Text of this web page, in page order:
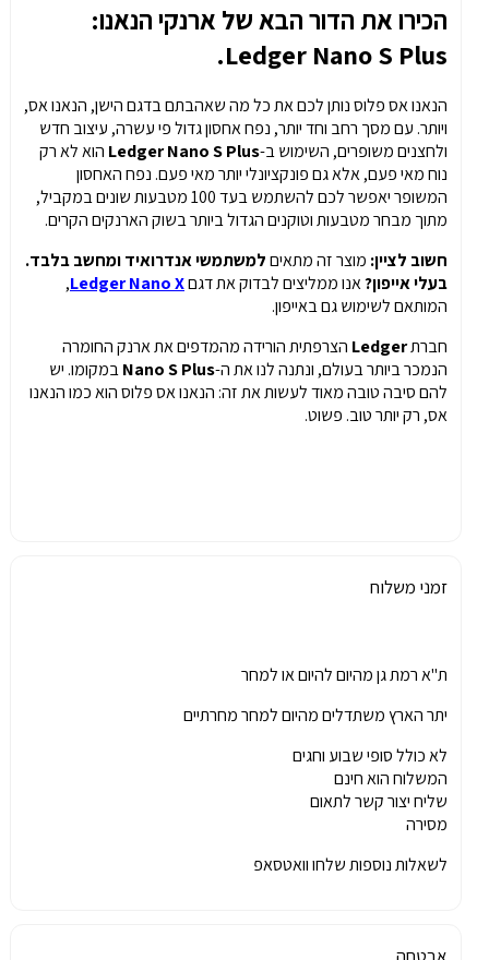
הכירו את הדור הבא של ארנקי הנאנו:
Ledger Nano S Plus.
הנאנו אס פלוס נותן לכם את כל מה שאהבתם בדגם הישן, הנאנו אס,
ויותר. עם מסך רחב וחד יותר, נפח אחסון גדול פי עשרה, עיצוב חדש
ולחצנים משופרים, השימוש ב-Ledger Nano S Plusהוא לא רק
נוח מאי פעם, אלא גם פונקציונלי יותר מאי פעם. נפח האחסון
המשופר יאפשר לכם להשתמש בעד 100 מטבעות שונים במקביל,
מתוך מבחר מטבעות וטוקנים הגדול ביותר בשוק הארנקים הקרים.
חשוב לציין:מוצר זה מתאיםלמשתמשי אנדרואיד ומחשב בלבד.
בעלי אייפון?אנו ממליצים לבדוק את דגםLedger Nano X
,
המותאם לשימוש גם באייפון.
חברתLedgerהצרפתית הורידה מהמדפים את ארנק החומרה
הנמכר ביותר בעולם, ונתנה לנו את ה-Nano S Plusבמקומו. יש
להם סיבה טובה מאוד לעשות את זה: הנאנו אס פלוס הוא כמו הנאנו
אס, רק יותר טוב. פשוט.
זמני משלוח
ת"א רמת גן מהיום להיום או למחר
יתר הארץ משתדלים מהיום למחר מחרתיים
לא כולל סופי שבוע וחגים
המשלוח הוא חינם
שליח יצור קשר לתאום
מסירה
לשאלות נוספות שלחו וואטסאפ